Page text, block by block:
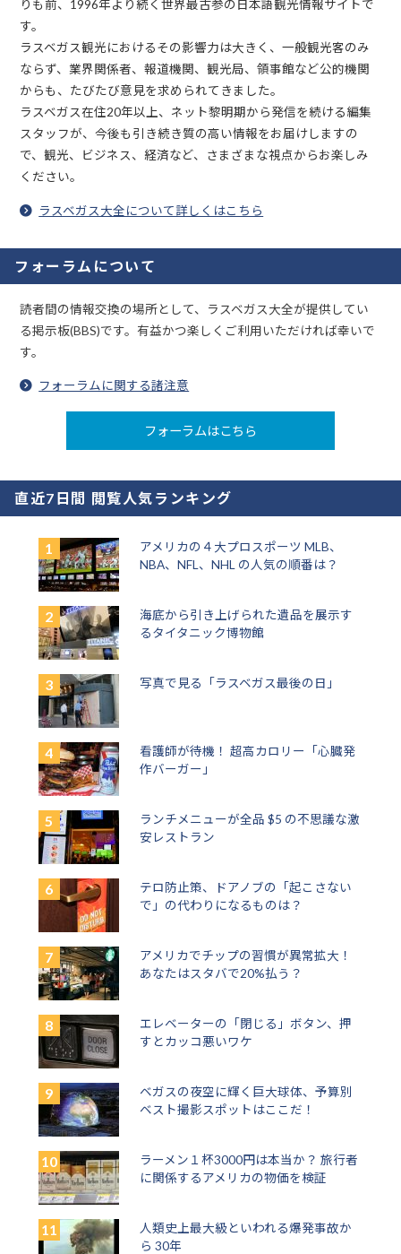
りも前、1996年より続く世界最古参の日本語観光情報サイトで
す。
ラスベガス観光におけるその影響力は大きく、一般観光客のみ
ならず、業界関係者、報道機関、観光局、領事館など公的機関
からも、たびたび意見を求められてきました。
ラスベガス在住20年以上、ネット黎明期から発信を続ける編集
スタッフが、今後も引き続き質の高い情報をお届けしますの
で、観光、ビジネス、経済など、さまざまな視点からお楽しみ
ください。
ラスベガス大全について詳しくはこちら
フォーラムについて
読者間の情報交換の場所として、ラスベガス大全が提供してい
る掲示板(BBS)です。有益かつ楽しくご利用いただければ幸いで
す。
フォーラムに関する諸注意
フォーラムはこちら
直近7日間 閲覧人気ランキング
アメリカの４大プロスポーツ MLB、
NBA、NFL、NHL の人気の順番は？
海底から引き上げられた遺品を展示す
るタイタニック博物館
写真で見る「ラスベガス最後の日」
看護師が待機！ 超高カロリー「心臓発
作バーガー」
ランチメニューが全品 $5 の不思議な激
安レストラン
テロ防止策、ドアノブの「起こさない
で」の代わりになるものは？
アメリカでチップの習慣が異常拡大！
あなたはスタバで20%払う？
エレベーターの「閉じる」ボタン、押
すとカッコ悪いワケ
ベガスの夜空に輝く巨大球体、予算別
ベスト撮影スポットはここだ！
ラーメン１杯3000円は本当か？ 旅行者
に関係するアメリカの物価を検証
人類史上最大級といわれる爆発事故か
ら 30年